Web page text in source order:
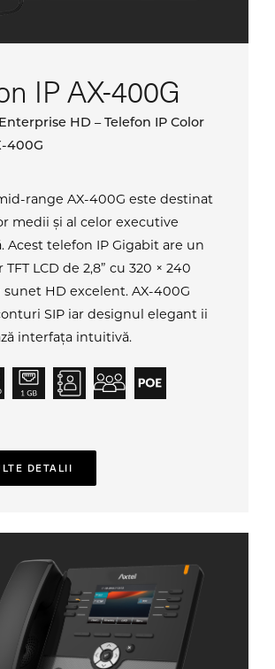
IP AX-400G
HD – Telefon IP Color
400G
range AX-400G este destinat
medii și al celor executive
Acest telefon IP Gigabit are un
LCD de 2,8” cu 320 × 240
sunet HD excelent. AX-400G
SIP iar designul elegant ii
interfața intuitivă.
DETALII